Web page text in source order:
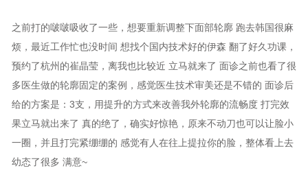
之前打的啵啵吸收了一些，想要重新调整下面部轮廓 跑去韩国很麻
烦，最近工作忙也没时间 想找个国内技术好的伊森 翻了好久功课，
预约了杭州的崔晶莹，离我也比较近 立马就来了 面诊之前也看了很
多医生做的轮廓固定的案例，感觉医生技术审美还是不错的 面诊后
给的方案是：3支，用提升的方式来改善我外轮廓的流畅度 打完效
果立马就出来了 真的绝了，确实好惊艳，原来不动刀也可以让脸小
一圈，并且打完紧绷绷的 感觉有人在往上提拉你的脸，整体看上去
幼态了很多 满意~